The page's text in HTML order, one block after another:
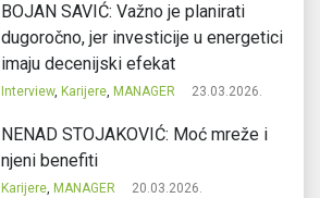
BOJAN SAVIĆ: Važno je planirati
dugoročno, jer investicije u energetici
imaju decenijski efekat
Interview, Karijere, MANAGER 23.03.2026.
NENAD STOJAKOVIĆ: Moć mreže i
njeni benefiti
Karijere, MANAGER 20.03.2026.